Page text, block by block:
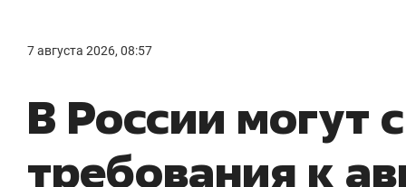
7 августа 2026, 08:57
В России могут
требования к